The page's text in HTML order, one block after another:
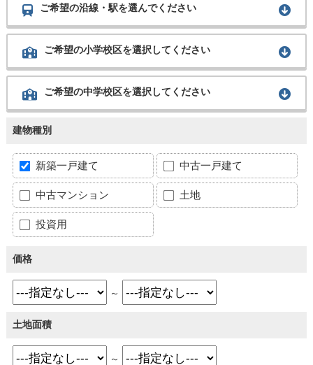
ご希望の沿線・駅を選んでください
ご希望の小学校区を選択してください
ご希望の中学校区を選択してください
建物種別
新築一戸建て 中古一戸建て
中古マンション 土地
投資用
価格
～
土地面積
～